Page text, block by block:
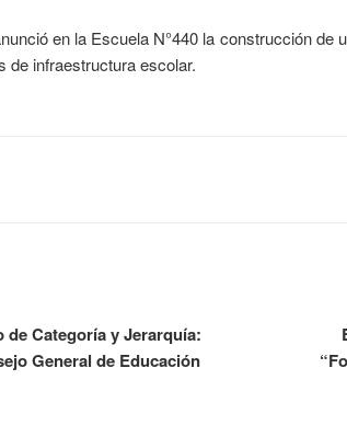
en la Escuela N°440 la construcción de
de infraestructura escolar.
Categoría y Jerarquía:
General de Educación